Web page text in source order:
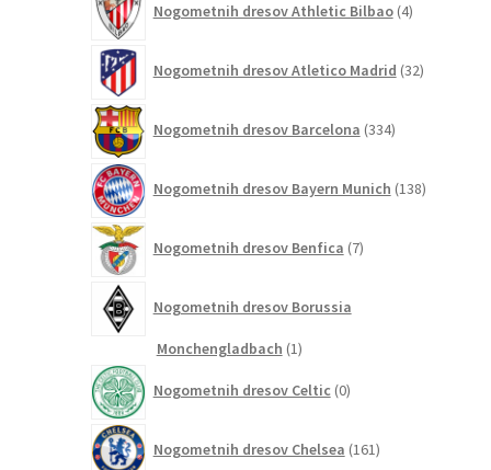
Nogometnih dresov Athletic Bilbao 4izdelki
Nogometnih dresov Atletico Madrid 32izdelkov
Nogometnih dresov Barcelona 334izdelkov
Nogometnih dresov Bayern Munich 138izdelkov
Nogometnih dresov Benfica 7izdelkov
Nogometnih dresov Borussia
Monchengladbach 11
Nogometnih dresov Celtic 0izdelkov
Nogometnih dresov Chelsea 161izdelkov